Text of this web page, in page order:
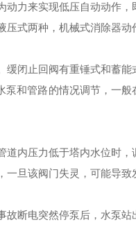
力来实现低压自动动作
式两种，机械式消除器动
闭止回阀有重锤式和蓄
和管路的情况调节，一
内压力低于塔内水位时
旦该阀门失灵，可能导致
断电突然停泵后，水泵